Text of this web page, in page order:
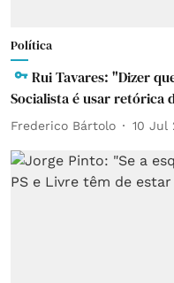
Política
Rui Tavares: "Dizer
Socialista é usar retórica
Frederico Bártolo 10 Jul